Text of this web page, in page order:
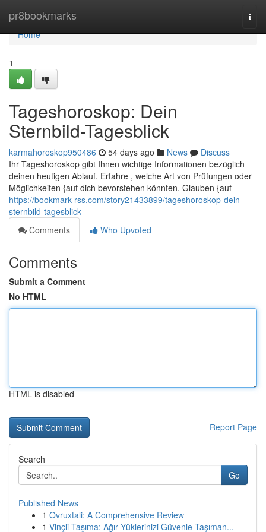
pr8bookmarks
Home
Home
1
Tageshoroskop: Dein
Sternbild-Tagesblick
karmahoroskop950486 54 days ago News
Discuss
Ihr Tageshoroskop gibt Ihnen wichtige Informationen bezüglich
deinen heutigen Ablauf. Erfahre , welche Art von Prüfungen oder
Möglichkeiten {auf dich bevorstehen könnten. Glauben {auf
https://bookmark-rss.com/story21433899/tageshoroskop-dein-
sternbild-tagesblick
Comments
Who Upvoted
Comments
Submit a Comment
No HTML
HTML is disabled
Report Page
Search
Go
Published News
1 Ovruxtali: A Comprehensive Review
1 Vinçli Taşıma: Ağır Yüklerinizi Güvenle Taşıman...